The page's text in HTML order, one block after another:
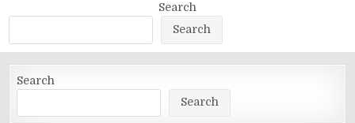
Search
Search
Search
Search